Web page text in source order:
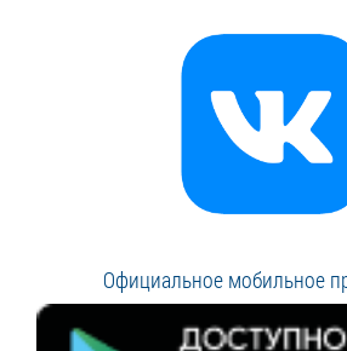
Официальное мобильное